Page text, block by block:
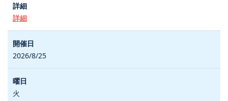
詳細
2026/8/25
火